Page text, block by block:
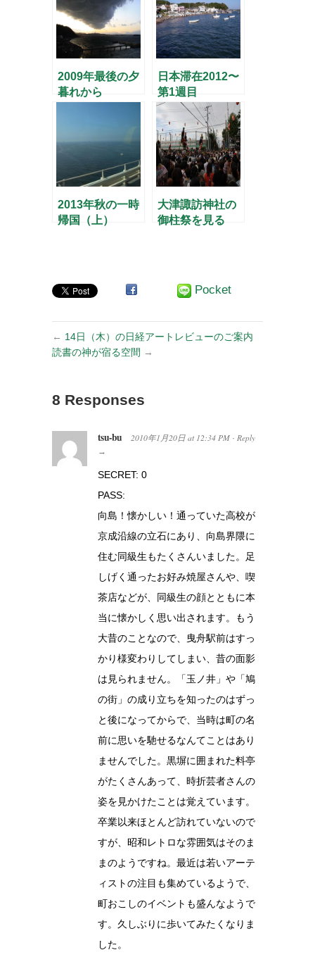
2009年最後の夕
暮れから
日本滞在2012〜
第1週目
2013年秋の一時
帰国（上）
大津諏訪神社の
御柱祭を見る
Pocket
← 14日（木）の日経アートレビューのご案内
読書の神が宿る空間 →
8 Responses
tsu-bu 2010年1月20日 at 12:34 PM · Reply
→
SECRET: 0
PASS:
向島！懐かしい！通っていた高校が
京成沿線の立石にあり、向島界隈に
住む同級生もたくさんいました。足
しげく通ったお好み焼屋さんや、喫
茶店などが、同級生の顔とともに本
当に懐かしく思い出されます。もう
大昔のことなので、曳舟駅前はすっ
かり様変わりしてしまい、昔の面影
は見られません。「玉ノ井」や「鳩
の街」の成り立ちを知ったのはずっ
と後になってからで、当時は町の名
前に思いを馳せるなんてことはあり
ませんでした。黒塀に囲まれた料亭
がたくさんあって、時折芸者さんの
姿を見かけたことは覚えています。
卒業以来ほとんど訪れていないので
すが、昭和レトロな雰囲気はそのま
まのようですね。最近は若いアーテ
ィストの注目も集めているようで、
町おこしのイベントも盛んなようで
す。久しぶりに歩いてみたくなりま
した。